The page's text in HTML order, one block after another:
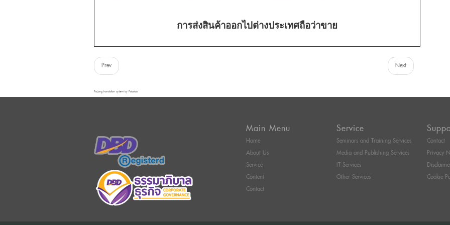
การส่งสินค้าออกไปต่างประเทศถือว่าขาย
Prev Next
FaLang translation system by Faboba
Main Menu
Home
About Us
Service
Content
Contact
Service
Seminars and Training Services
Media and Publishing Services
IT Services
Other Services
Contact
Privacy
Cookie